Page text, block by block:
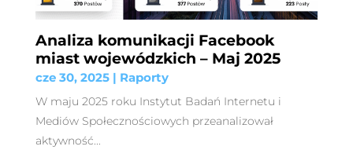
Analiza komunikacji Facebook
miast wojewódzkich – Maj 2025
cze 30, 2025| Raporty
W maju 2025 roku Instytut Badań Internetu i
Mediów Społecznościowych przeanalizował
aktywność...